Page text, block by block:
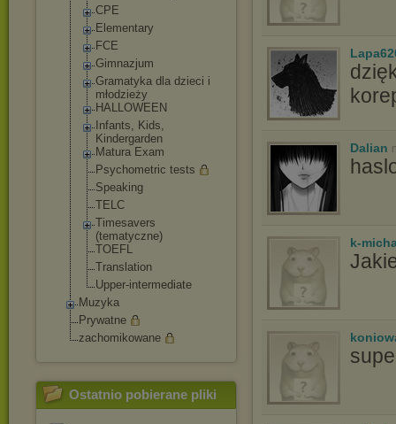
CPE
Elementary
FCE
Gimnazjum
Gramatyka dla dzieci i
młodzieży
HALLOWEEN
Infants, Kids,
Kindergarden
Matura Exam
Psychometric tests
Speaking
TELC
Timesavers
(tematyczne)
TOEFL
Translation
Upper-intermed iate
Muzyka
Prywatne
zachomikowane
Ostatnio pobierane pliki
Dalian
k-